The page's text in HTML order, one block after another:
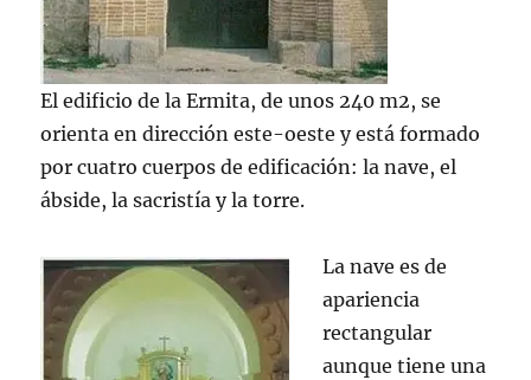
El edificio de la Ermita, de unos 240 m2, se
orienta en dirección este-oeste y está formado
por cuatro cuerpos de edificación: la nave, el
ábside, la sacristía y la torre.
La nave es de
apariencia
rectangular
aunque tiene una